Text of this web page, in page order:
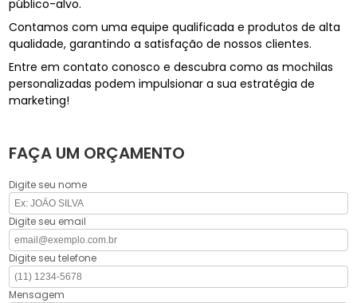
público-alvo.
Contamos com uma equipe qualificada e produtos de alta
qualidade, garantindo a satisfação de nossos clientes.
Entre em contato conosco e descubra como as mochilas
personalizadas podem impulsionar a sua estratégia de
marketing!
FAÇA UM ORÇAMENTO
Digite seu nome
Digite seu email
Digite seu telefone
Mensagem